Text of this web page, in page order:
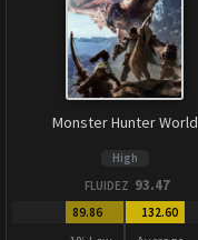
Monster Hunter World
High
FLUIDEZ 93.47
89.86 132.60